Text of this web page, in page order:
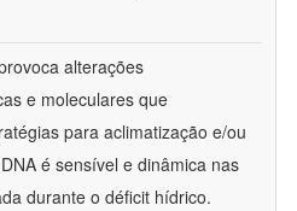
alterações
e moleculares que
para aclimatização e/ou
é sensível e dinâmica nas
durante o déficit hídrico.